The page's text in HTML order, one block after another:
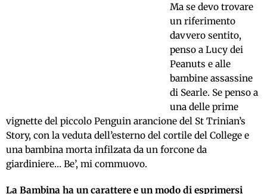
Ma se devo trovare
un riferimento
davvero sentito,
penso a Lucy dei
Peanuts e alle
bambine assassine
di Searle. Se penso a
una delle prime
vignette del piccolo Penguin arancione del St Trinian’s
Story, con la veduta dell’esterno del cortile del College e
una bambina morta infilzata da un forcone da
giardiniere… Be’, mi commuovo.
La Bambina ha un carattere e un modo di esprimersi